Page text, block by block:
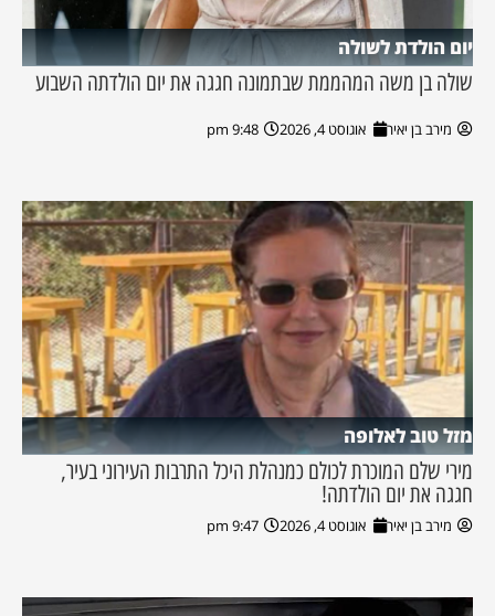
יום הולדת לשולה
שולה בן משה המהממת שבתמונה חגגה את יום הולדתה השבוע
מירב בן יאיר אוגוסט 4, 2026 9:48 pm
מזל טוב לאלופה
מירי שלם המוכרת לכולם כמנהלת היכל התרבות העירוני בעיר,
חגגה את יום הולדתה!
מירב בן יאיר אוגוסט 4, 2026 9:47 pm